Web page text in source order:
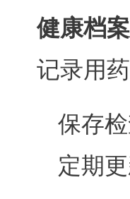
健康档
记录用
保存
定期